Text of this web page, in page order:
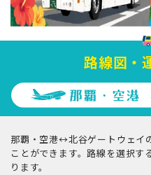
路線図・
那覇・空港↔︎北谷ゲートウェイ
ことができます。路線を選択す
ります。